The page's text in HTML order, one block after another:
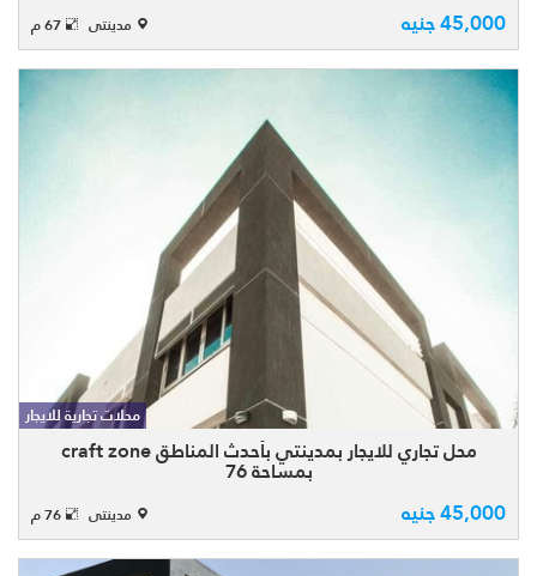
45,000 جنيه مدينتى 67 م
محل تجاري للايجار بمدينتي بالكرافت زون craft
zone بمساحة كلية 76 متر مقسم على دورين
الدور الارضى بمساحة 38 م والدور الاول 38م
. المحل يسلم طوب احمر ويوجد مهلة
تشطيب 3 ...
محلات تجارية للايجار
محل تجاري للايجار بمدينتي بأحدث المناطق craft zone
بمساحة 76
45,000 جنيه مدينتى 76 م